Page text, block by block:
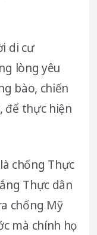
di cư
lòng yêu
bào, chiến
để thực hiện
chống Thực
Thực dân
chống Mỹ
mà chính họ